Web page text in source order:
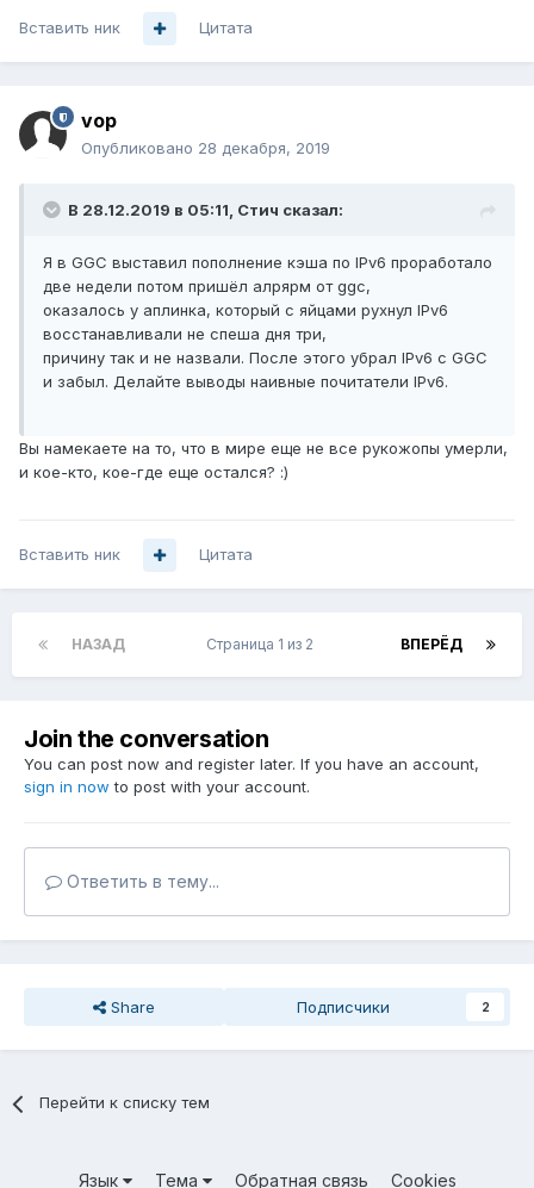
Вставить ник Цитата
vop
Опубликовано 28 декабря, 2019
В 28.12.2019 в 05:11, Стич сказал:
Я в GGC выставил пополнение кэша по IPv6 проработало
две недели потом пришёл алрярм от ggc,
оказалось у аплинка, который с яйцами рухнул IPv6
восстанавливали не спеша дня три,
причину так и не назвали. После этого убрал IPv6 с GGC
и забыл. Делайте выводы наивные почитатели IPv6.
Вы намекаете на то, что в мире еще не все рукожопы умерли,
и кое-кто, кое-где еще остался? :)
Вставить ник Цитата
НАЗАД ВПЕРЁД
Страница 1 из 2
Join the conversation
You can post now and register later. If you have an account,
sign in now to post with your account.
Ответить в тему...
Share Подписчики 2
Перейти к списку тем
Язык Тема Обратная связь Cookies